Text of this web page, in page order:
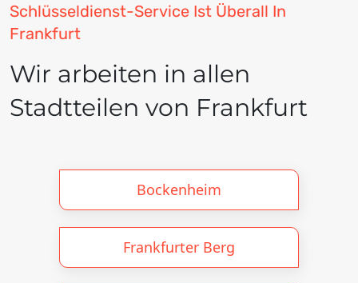
Schlüsseldienst-Service Ist Überall In
Frankfurt
Wir arbeiten in allen
Stadtteilen von Frankfurt
Bockenheim
Frankfurter Berg